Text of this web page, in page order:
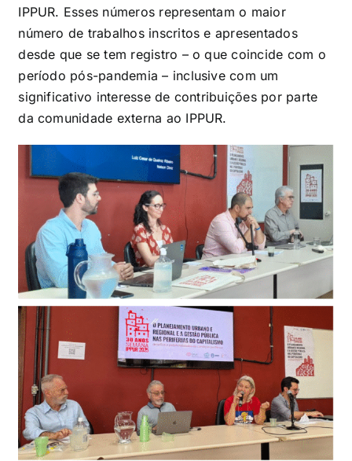
IPPUR. Esses números representam o maior
número de trabalhos inscritos e apresentados
desde que se tem registro – o que coincide com o
período pós-pandemia – inclusive com um
significativo interesse de contribuições por parte
da comunidade externa ao IPPUR.